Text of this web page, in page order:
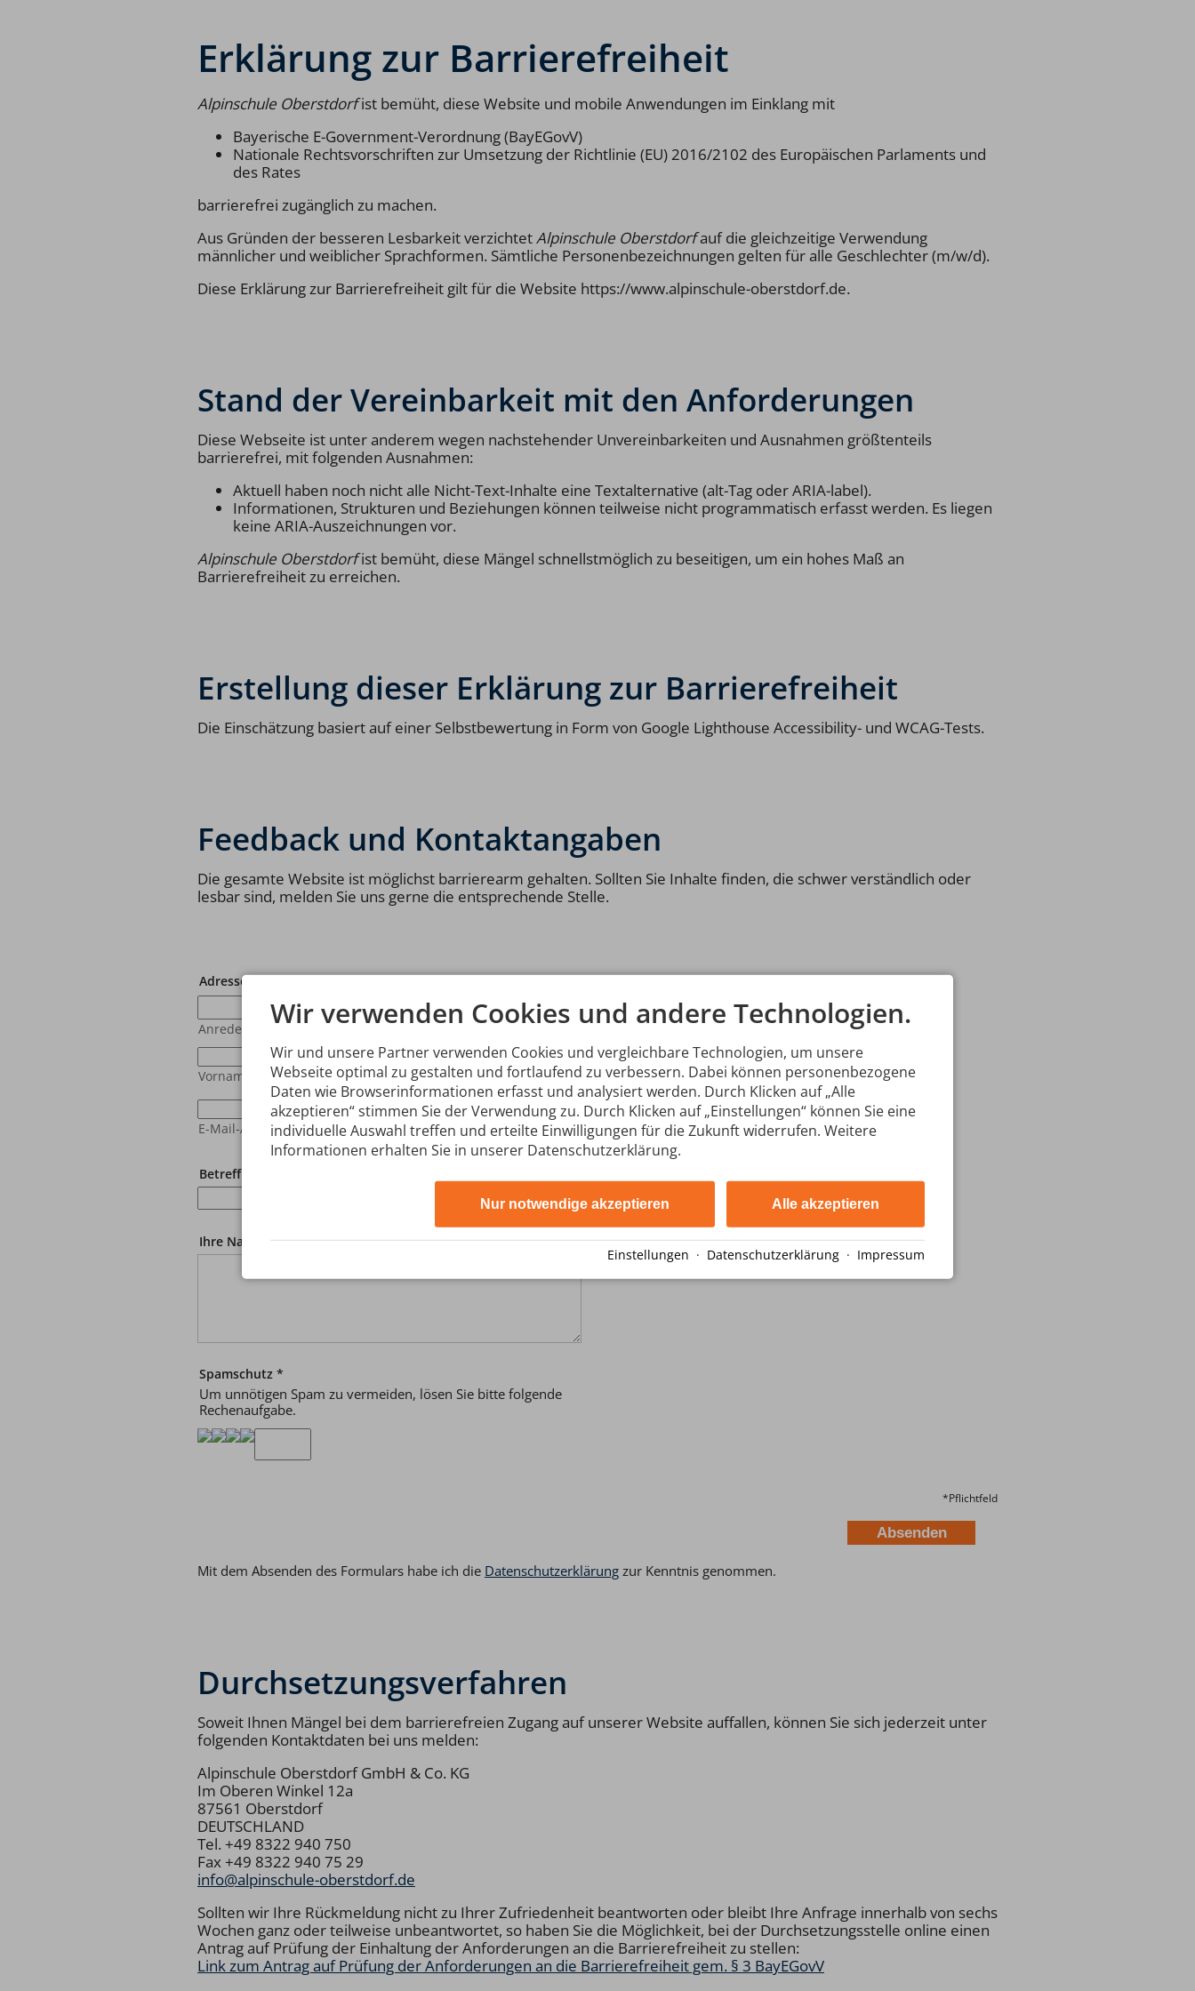
Erklärung zur Barrierefreiheit
Alpinschule Oberstdorfist bemüht, diese Website und mobile Anwendungen im Einklang mit
Bayerische E-Government-Verordnung (BayEGovV)
Nationale Rechtsvorschriften zur Umsetzung der Richtlinie (EU) 2016/2102 des Europäischen Parlaments und
des Rates
barrierefrei zugänglich zu machen.
Aus Gründen der besseren Lesbarkeit verzichtetAlpinschule Oberstdorfauf die gleichzeitige Verwendung
männlicher und weiblicher Sprachformen. Sämtliche Personenbezeichnungen gelten für alle Geschlechter (m/w/d).
Diese Erklärung zur Barrierefreiheit gilt für die Website https://www.alpinschule-oberstdorf.de.
Stand der Vereinbarkeit mit den Anforderungen
Diese Webseite ist unter anderem wegen nachstehender Unvereinbarkeiten und Ausnahmen größtenteils
barrierefrei, mit folgenden Ausnahmen:
Aktuell haben noch nicht alle Nicht-Text-Inhalte eine Textalternative (alt-Tag oder ARIA-label).
Informationen, Strukturen und Beziehungen können teilweise nicht programmatisch erfasst werden. Es liegen
keine ARIA-Auszeichnungen vor.
Alpinschule Oberstdorfist bemüht, diese Mängel schnellstmöglich zu beseitigen, um ein hohes Maß an
Barrierefreiheit zu erreichen.
Erstellung dieser Erklärung zur Barrierefreiheit
Die Einschätzung basiert auf einer Selbstbewertung in Form von Google Lighthouse Accessibility- und WCAG-Tests.
Feedback und Kontaktangaben
Die gesamte Website ist möglichst barrierearm gehalten. Sollten Sie Inhalte finden, die schwer verständlich oder
lesbar sind, melden Sie uns gerne die entsprechende Stelle.
Adresse *
Anrede
Vorname Nachname*
E-Mail-Adresse*
Betreff
Ihre Nachricht *
Spamschutz *
Um unnötigen Spam zu vermeiden, lösen Sie bitte folgende
Rechenaufgabe.
*Pflichtfeld
Mit dem Absenden des Formulars habe ich die Datenschutzerklärung zur Kenntnis genommen.
Durchsetzungsverfahren
Soweit Ihnen Mängel bei dem barrierefreien Zugang auf unserer Website auffallen, können Sie sich jederzeit unter
folgenden Kontaktdaten bei uns melden:
Alpinschule Oberstdorf GmbH & Co. KG
Im Oberen Winkel 12a
87561 Oberstdorf
DEUTSCHLAND
Tel. +49 8322 940 750
Fax +49 8322 940 75 29
info@alpinschule-oberstdorf.de
Sollten wir Ihre Rückmeldung nicht zu Ihrer Zufriedenheit beantworten oder bleibt Ihre Anfrage innerhalb von sechs
Wochen ganz oder teilweise unbeantwortet, so haben Sie die Möglichkeit, bei der Durchsetzungsstelle online einen
Antrag auf Prüfung der Einhaltung der Anforderungen an die Barrierefreiheit zu stellen:
Link zum Antrag auf Prüfung der Anforderungen an die Barrierefreiheit gem. § 3 BayEGovV
Wir verwenden Cookies und andere Technologien.
Wir und unsere Partner verwenden Cookies und vergleichbare Technologien, um unsere
Webseite optimal zu gestalten und fortlaufend zu verbessern. Dabei können personenbezogene
Daten wie Browserinformationen erfasst und analysiert werden. Durch Klicken auf „Alle
akzeptieren“ stimmen Sie der Verwendung zu. Durch Klicken auf „Einstellungen“ können Sie eine
individuelle Auswahl treffen und erteilte Einwilligungen für die Zukunft widerrufen. Weitere
Informationen erhalten Sie in unserer Datenschutzerklärung.
Alle akzeptieren
Nur notwendige akzeptieren
Einstellungen · Datenschutzerklärung · Impressum